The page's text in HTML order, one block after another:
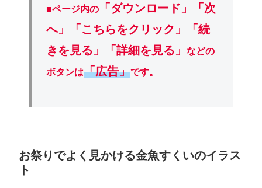
■ページ内の
「ダウンロード」
「次
へ」「こちらをクリック」「続
きを見る」「詳細を見る」などの
ボタンは「広告」です。
お祭りでよく見かける金魚すくいのイラス
ト